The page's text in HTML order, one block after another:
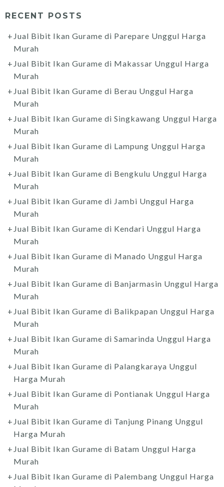
RECENT POSTS
Jual Bibit Ikan Gurame di Parepare Unggul Harga
Murah
Jual Bibit Ikan Gurame di Makassar Unggul Harga
Murah
Jual Bibit Ikan Gurame di Berau Unggul Harga
Murah
Jual Bibit Ikan Gurame di Singkawang Unggul Harga
Murah
Jual Bibit Ikan Gurame di Lampung Unggul Harga
Murah
Jual Bibit Ikan Gurame di Bengkulu Unggul Harga
Murah
Jual Bibit Ikan Gurame di Jambi Unggul Harga
Murah
Jual Bibit Ikan Gurame di Kendari Unggul Harga
Murah
Jual Bibit Ikan Gurame di Manado Unggul Harga
Murah
Jual Bibit Ikan Gurame di Banjarmasin Unggul Harga
Murah
Jual Bibit Ikan Gurame di Balikpapan Unggul Harga
Murah
Jual Bibit Ikan Gurame di Samarinda Unggul Harga
Murah
Jual Bibit Ikan Gurame di Palangkaraya Unggul
Harga Murah
Jual Bibit Ikan Gurame di Pontianak Unggul Harga
Murah
Jual Bibit Ikan Gurame di Tanjung Pinang Unggul
Harga Murah
Jual Bibit Ikan Gurame di Batam Unggul Harga
Murah
Jual Bibit Ikan Gurame di Palembang Unggul Harga